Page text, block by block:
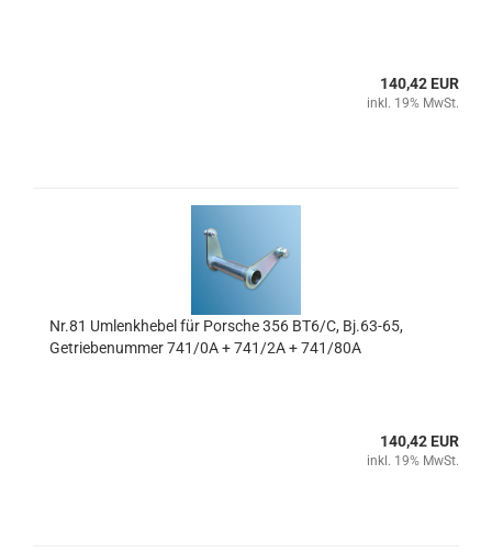
140,42 EUR
inkl. 19% MwSt.
Nr.81 Umlenkhebel für Porsche 356 BT6/C, Bj.63-65,
Getriebenummer 741/0A + 741/2A + 741/80A
140,42 EUR
inkl. 19% MwSt.